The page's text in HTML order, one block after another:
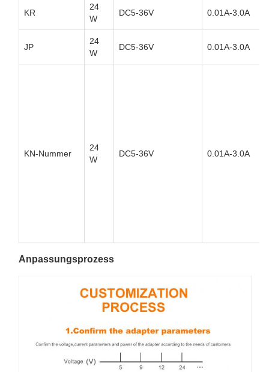
KR
24
W
DC5-36V 0.01A-3.0A
JP
24
W
DC5-36V 0.01A-3.0A
KN-Nummer
24
W
DC5-36V 0.01A-3.0A
Anpassungsprozess